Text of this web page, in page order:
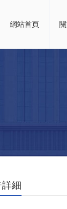
網站首頁
細